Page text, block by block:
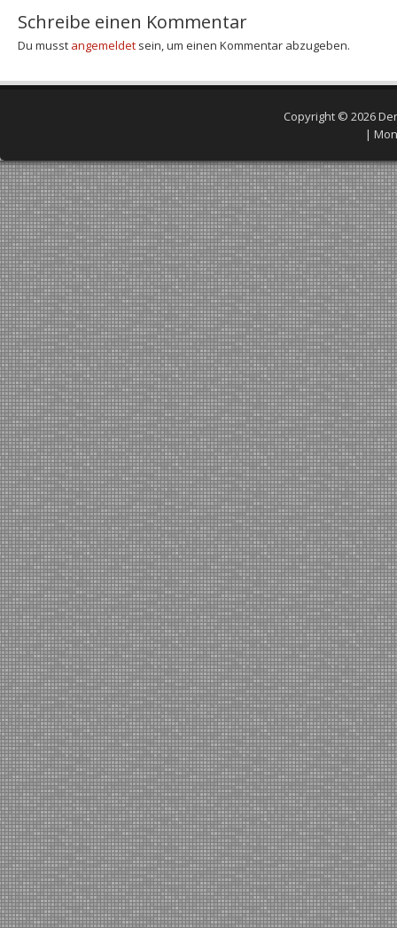
Schreibe einen Kommentar
Du musst angemeldet sein, um einen Kommentar abzugeben.
Copyright © 2026
|